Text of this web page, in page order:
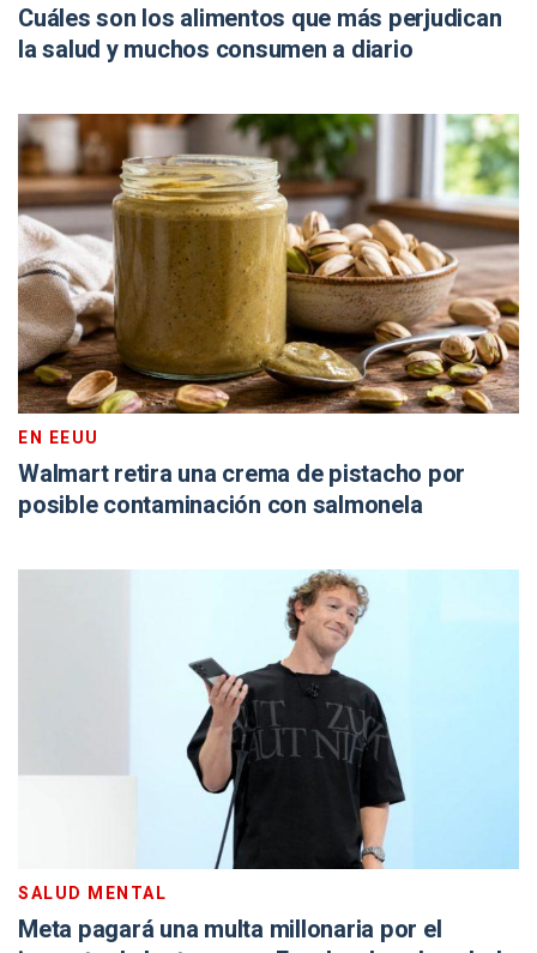
Cuáles son los alimentos que más perjudican
la salud y muchos consumen a diario
EN EEUU
Walmart retira una crema de pistacho por
posible contaminación con salmonela
SALUD MENTAL
Meta pagará una multa millonaria por el